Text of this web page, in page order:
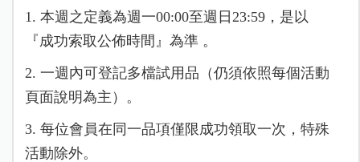
1. 本週之定義為週一00:00至週日23:59，是以
『成功索取公佈時間』為準 。
2. 一週內可登記多檔試用品（仍須依照每個活動
頁面說明為主）。
3. 每位會員在同一品項僅限成功領取一次，特殊
活動除外。